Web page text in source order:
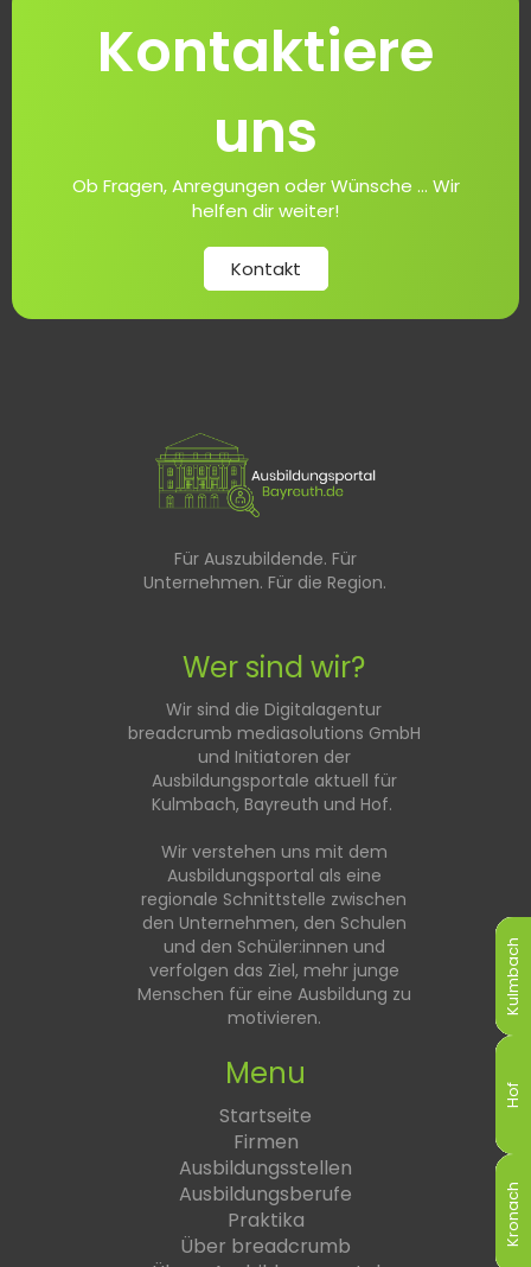
Kulmbach
Hof
Kronach
Kulmbach
Hof
Kronach
Kulmbach
Hof
Kronach
Kulmbach
Hof
Kronach
Kulmbach
Hof
Kronach
Kulmbach
Hof
Kronach
Kontaktiere
uns
Ob Fragen, Anregungen oder Wünsche ... Wir
helfen dir weiter!
Kontakt
Für Auszubildende. Für
Unternehmen. Für die Region.
Wer sind wir?
Wir sind die Digitalagentur
breadcrumb mediasolutions GmbH
und Initiatoren der
Ausbildungsportale aktuell für
Kulmbach, Bayreuth und Hof.
Wir verstehen uns mit dem
Ausbildungsportal als eine
regionale Schnittstelle zwischen
den Unternehmen, den Schulen
und den Schüler:innen und
verfolgen das Ziel, mehr junge
Menschen für eine Ausbildung zu
motivieren.
Menu
Startseite
Firmen
Ausbildungsstellen
Ausbildungsberufe
Praktika
Über breadcrumb